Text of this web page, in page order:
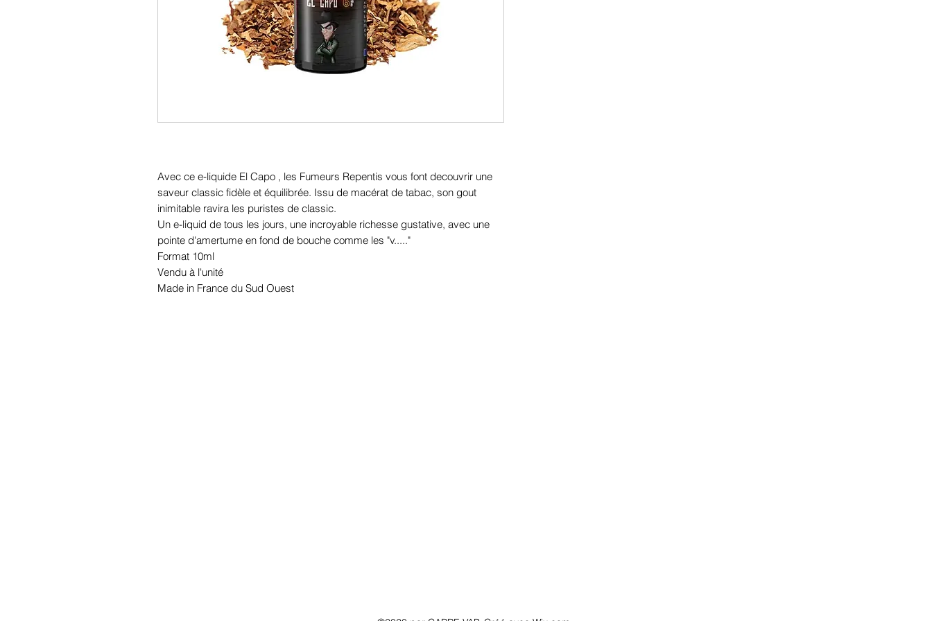
Avec ce e-liquide El Capo , les Fumeurs Repentis vous font decouvrir une
saveur classic fidèle et équilibrée. Issu de macérat de tabac, son gout
inimitable ravira les puristes de classic.
Un e-liquid de tous les jours, une incroyable richesse gustative, avec une
pointe d'amertume en fond de bouche comme les "v....."
Format 10ml
Vendu à l'unité
Made in France du Sud Ouest